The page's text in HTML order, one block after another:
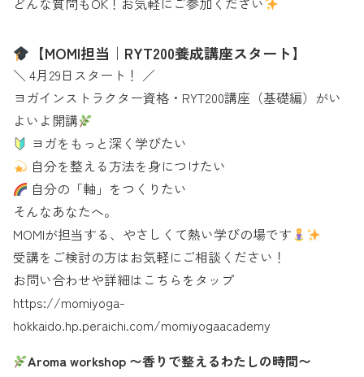
【MOMI担当｜RYT200養成講座スタート】
＼ 4月29日スタート！ ／
ヨガインストラクター資格・RYT200講座（基礎編）がい
よいよ開講
ヨガをもっと深く学びたい
自分を整える方法を身につけたい
自分の「軸」をつくりたい
そんなあなたへ。
MOMIが担当する、やさしくて熱い学びの場です
受講をご検討の方はお気軽にご相談ください！
お問い合わせや詳細はこちらをタップ
https://momiyoga-
hokkaido.hp.peraichi.com/momiyogaacademy
Aroma workshop 〜香りで整えるわたしの時間〜